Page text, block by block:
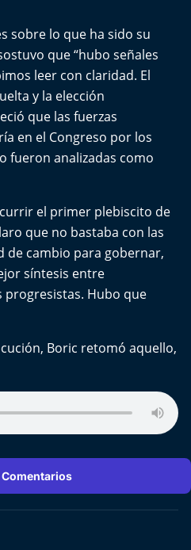
sobre lo que ha sido su
que “hubo señales
leer con claridad. El
y la elección
que las fuerzas
en el Congreso por los
fueron analizadas como
el primer plebiscito de
que no bastaba con las
de cambio para gobernar,
síntesis entre
progresistas. Hubo que
Boric retomó aquello,